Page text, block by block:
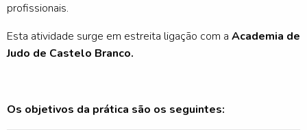
profissionais.
Esta atividade surge em estreita ligação com a Academia de
Judo de Castelo Branco.
Os objetivos da prática são os seguintes: